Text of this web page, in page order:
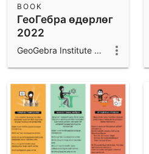
ГеоГебра өдөрлөг
2022
BOOK
GeoGebra Institute of Mongolia